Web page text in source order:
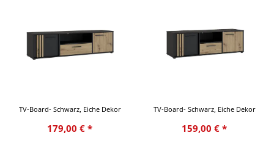
TV-Board- Schwarz, Eiche Dekor
179,00 € *
TV-Board- Schwarz, Eiche Dekor
159,00 € *